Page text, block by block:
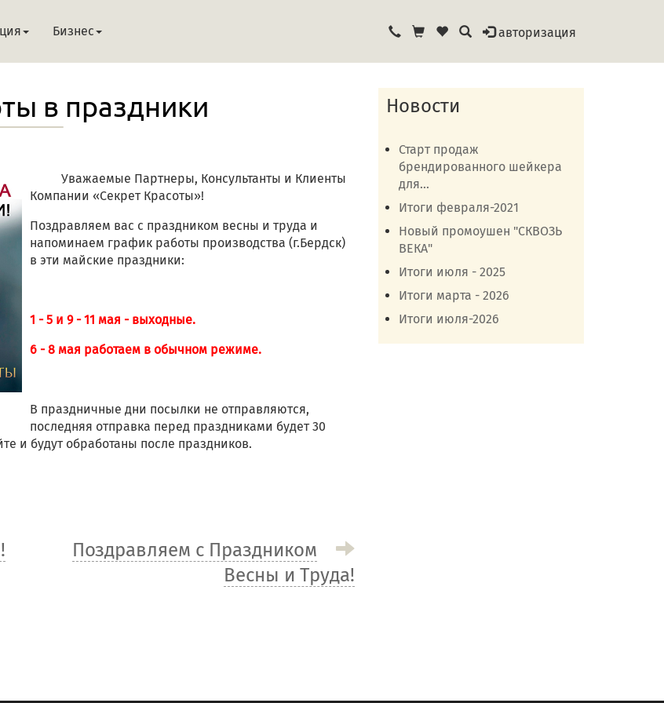
Бизнес авторизация
в праздники
Уважаемые Партнеры, Консультанты и Клиенты
Компании «Секрет Красоты»!
Поздравляем вас с праздником весны и труда и
напоминаем график работы производства (г.Бердск)
в эти майские праздники:
1 - 5 и 9 - 11 мая - выходные.
6 - 8 мая работаем в обычном режиме.
В праздничные дни посылки не отправляются,
последняя отправка перед праздниками будет 30
и будут обработаны после праздников.
Поздравляем с Праздником
Весны и Труда!
Новости
Старт продаж
брендированного шейкера
для...
Итоги февраля-2021
Новый промоушен "СКВОЗЬ
ВЕКА"
Итоги июля - 2025
Итоги марта - 2026
Итоги июля-2026